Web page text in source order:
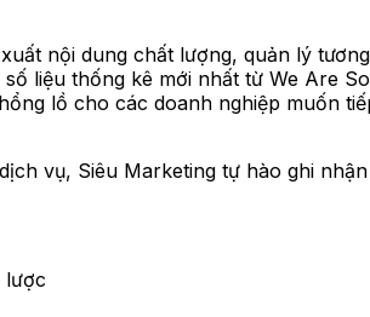
nội dung chất lượng, quản lý
liệu thống kê mới nhất từ We Are
lồ cho các doanh nghiệp muốn
vụ, Siêu Marketing tự hào ghi
lược